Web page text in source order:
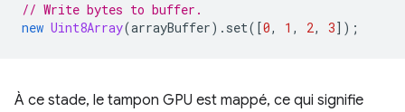
// Write bytes to buffer.
new Uint8Array(arrayBuffer). set([0, 1 , 2, 3]);
À ce stade, le tampon GPU est mappé, ce qui signifie